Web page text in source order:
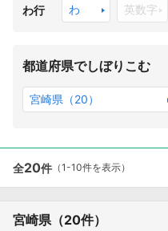
わ行 わ 英数字
都道府県でしぼりこむ
宮崎県（20）
全20件 （1-10件を表示）
宮崎県 （20件）